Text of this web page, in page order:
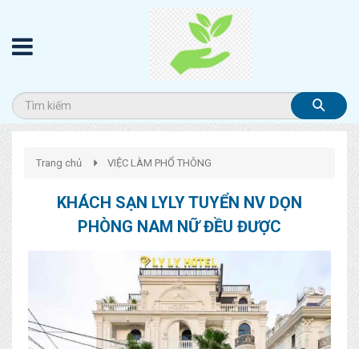
Trang chủ VIỆC LÀM PHỔ THÔNG
KHÁCH SẠN LYLY TUYỂN NV DỌN
PHÒNG NAM NỮ ĐỀU ĐƯỢC